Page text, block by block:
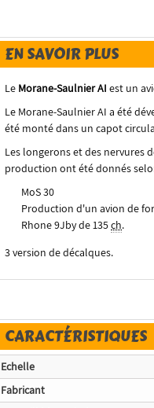
EN SAVOIR PLUS
Le Morane-Saulnier AI est un
Le Morane-Saulnier AI a été
été monté dans un capot
Les longerons et des nervures
production ont été donnés
MoS 30
Production d'un avion de
Rhone 9Jby de135ch.
3 version de décalques.
CARACTÉRISTIQUES
Echelle
Fabricant